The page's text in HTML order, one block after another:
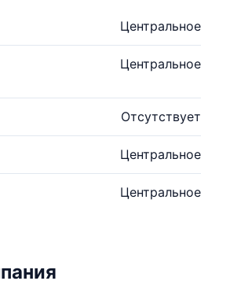
Центральное
Центральное
Отсутствует
Центральное
Центральное